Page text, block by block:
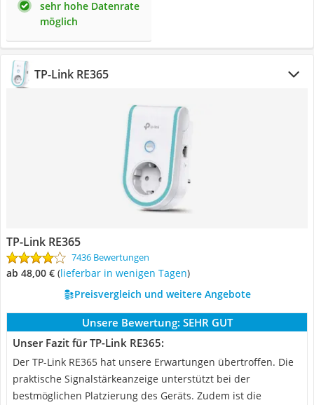
sehr hohe Datenrate
möglich
TP-Link RE365
TP-Link RE365
7436 Bewertungen
ab 48,00 € ( Lieferbar in wenigen Tagen)
Preisvergleich und weitere Angebote
Unsere Bewertung: SEHR GUT
Unser Fazit für TP-Link RE365:
Der TP-Link RE365 hat unsere Erwartungen übertroffen. Die
praktische Signalstärkeanzeige unterstützt bei der
bestmöglichen Platzierung des Geräts. Zudem ist die